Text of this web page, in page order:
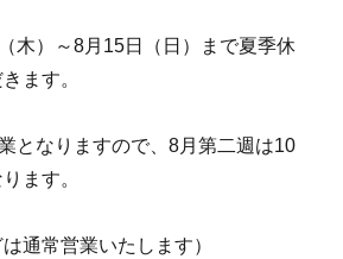
木）～8月15日（日）まで夏季休
ます。
となりますので、8月第二週は10
ます。
通常営業いたします）